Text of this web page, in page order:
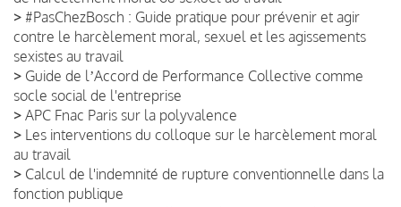
> #PasChezBosch : Guide pratique pour prévenir et agir
contre le harcèlement moral, sexuel et les agissements
sexistes au travail
> Guide de lʼAccord de Performance Collective comme
socle social de l'entreprise
> APC Fnac Paris sur la polyvalence
> Les interventions du colloque sur le harcèlement moral
au travail
> Calcul de l'indemnité de rupture conventionnelle dans la
fonction publique